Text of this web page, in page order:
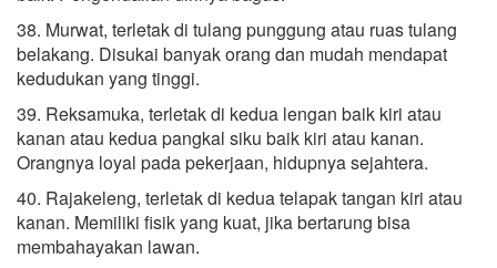
38. Murwat, terletak di tulang punggung atau ruas tulang
belakang. Disukai banyak orang dan mudah mendapat
kedudukan yang tinggi.
39. Reksamuka, terletak di kedua lengan baik kiri atau
kanan atau kedua pangkal siku baik kiri atau kanan.
Orangnya loyal pada pekerjaan, hidupnya sejahtera.
40. Rajakeleng, terletak di kedua telapak tangan kiri atau
kanan. Memiliki fisik yang kuat, jika bertarung bisa
membahayakan lawan.